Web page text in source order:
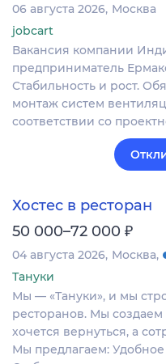
06 августа 2026 Москва
jobcart
Вакансия компании
предприниматель
Стабильность и рост.
монтаж систем
соответствии со
Хостес в ресторан
50 000–72 000 ₽
04 августа 2026 Москва
Тануки
Мы — «Тануки», и мы
ресторанов. Мы создаем
хочется вернуться, а
Мы предлагаем: